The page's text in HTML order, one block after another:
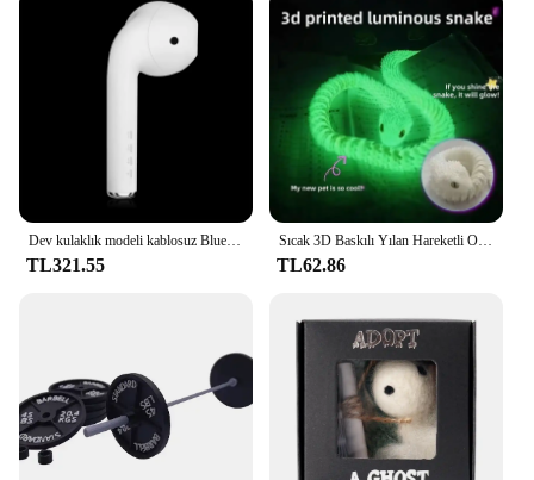
Dev kulaklık modeli kablosuz Bluetooth hoparlör kulaklık şekli Stereo müzik çalar yaratıcı hoparlör radyo oynatma soundbar'da
TL321.55
Sıcak 3D Baskılı Yılan Hareketli Ortak Simülasyon Yılan Bebek Yaratıcılar Ev Ofis Masaüstü Dekorasyon 2025 Yeni Yıl Hediye Zanaat Hediye
TL62.86